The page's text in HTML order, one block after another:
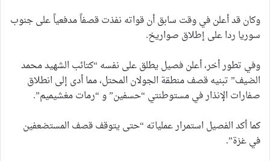
وكان قد أعلن في وقت سابق أن قواته نفذت قصفاً مدفعياً على جنوب
سوريا ردا على إطلاق صواريخ.
وفي تطور أخر، أعلن فصيل يطلق على نفسه “كتائب الشهيد محمد
الضيف” تبنيه قصف منطقة الجولان المحتل، مما أدى إلى انطلاق
صفارات الإنذار في مستوطنتي “حسفين” و “رمات مغشيميم”.
كما أكد الفصيل استمرار عملياته “حتى يتوقف قصف المستضعفين
في غزة”.